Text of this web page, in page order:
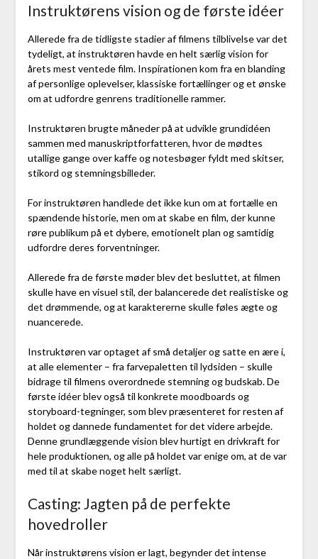
Instruktørens vision og de første idéer
Allerede fra de tidligste stadier af filmens tilblivelse var det
tydeligt, at instruktøren havde en helt særlig vision for
årets mest ventede film. Inspirationen kom fra en blanding
af personlige oplevelser, klassiske fortællinger og et ønske
om at udfordre genrens traditionelle rammer.
Instruktøren brugte måneder på at udvikle grundidéen
sammen med manuskriptforfatteren, hvor de mødtes
utallige gange over kaffe og notesbøger fyldt med skitser,
stikord og stemningsbilleder.
For instruktøren handlede det ikke kun om at fortælle en
spændende historie, men om at skabe en film, der kunne
røre publikum på et dybere, emotionelt plan og samtidig
udfordre deres forventninger.
Allerede fra de første møder blev det besluttet, at filmen
skulle have en visuel stil, der balancerede det realistiske og
det drømmende, og at karaktererne skulle føles ægte og
nuancerede.
Instruktøren var optaget af små detaljer og satte en ære i,
at alle elementer – fra farvepaletten til lydsiden – skulle
bidrage til filmens overordnede stemning og budskab. De
første idéer blev også til konkrete moodboards og
storyboard-tegninger, som blev præsenteret for resten af
holdet og dannede fundamentet for det videre arbejde.
Denne grundlæggende vision blev hurtigt en drivkraft for
hele produktionen, og alle på holdet var enige om, at de var
med til at skabe noget helt særligt.
Casting: Jagten på de perfekte
hovedroller
Når instruktørens vision er lagt, begynder det intense